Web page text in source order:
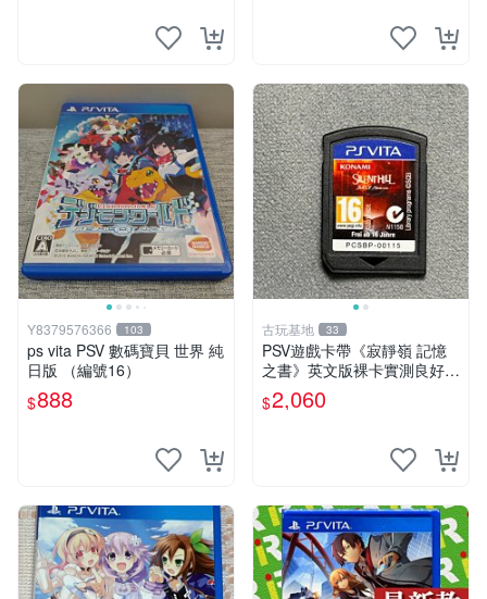
Y8379576366 103
ps vita PSV 數碼寶貝 世界 純
日版 （編號16）
$888
古玩基地 33
PSV遊戲卡帶《寂靜嶺 記憶
之書》英文版裸卡實測良好
限定PSV平臺獨享 廚房遊戲
獲得熱銷推薦 寂靜嶺 電玩遊
$2,060